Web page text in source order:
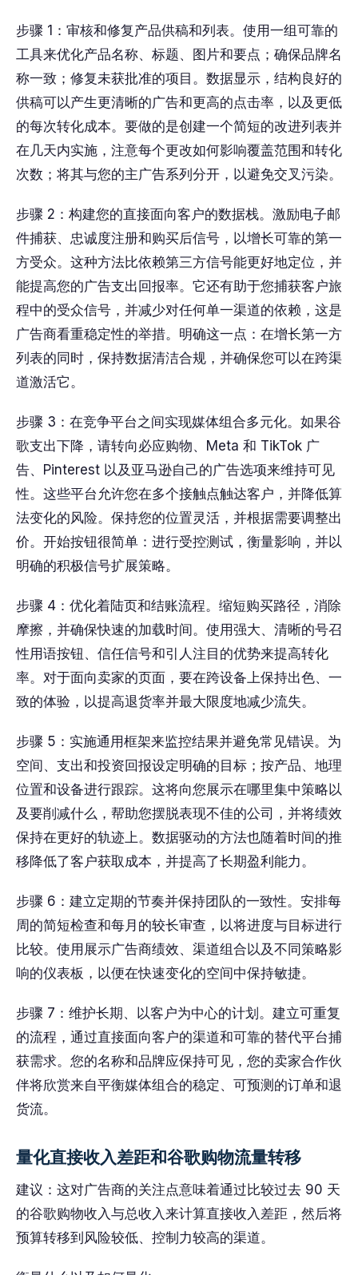
步骤 1：审核和修复产品供稿和列表。使用一组可靠的
工具来优化产品名称、标题、图片和要点；确保品牌名
称一致；修复未获批准的项目。数据显示，结构良好的
供稿可以产生更清晰的广告和更高的点击率，以及更低
的每次转化成本。要做的是创建一个简短的改进列表并
在几天内实施，注意每个更改如何影响覆盖范围和转化
次数；将其与您的主广告系列分开，以避免交叉污染。
步骤 2：构建您的直接面向客户的数据栈。激励电子邮
件捕获、忠诚度注册和购买后信号，以增长可靠的第一
方受众。这种方法比依赖第三方信号能更好地定位，并
能提高您的广告支出回报率。它还有助于您捕获客户旅
程中的受众信号，并减少对任何单一渠道的依赖，这是
广告商看重稳定性的举措。明确这一点：在增长第一方
列表的同时，保持数据清洁合规，并确保您可以在跨渠
道激活它。
步骤 3：在竞争平台之间实现媒体组合多元化。如果谷
歌支出下降，请转向必应购物、Meta 和 TikTok 广
告、Pinterest 以及亚马逊自己的广告选项来维持可见
性。这些平台允许您在多个接触点触达客户，并降低算
法变化的风险。保持您的位置灵活，并根据需要调整出
价。开始按钮很简单：进行受控测试，衡量影响，并以
明确的积极信号扩展策略。
步骤 4：优化着陆页和结账流程。缩短购买路径，消除
摩擦，并确保快速的加载时间。使用强大、清晰的号召
性用语按钮、信任信号和引人注目的优势来提高转化
率。对于面向卖家的页面，要在跨设备上保持出色、一
致的体验，以提高退货率并最大限度地减少流失。
步骤 5：实施通用框架来监控结果并避免常见错误。为
空间、支出和投资回报设定明确的目标；按产品、地理
位置和设备进行跟踪。这将向您展示在哪里集中策略以
及要削减什么，帮助您摆脱表现不佳的公司，并将绩效
保持在更好的轨迹上。数据驱动的方法也随着时间的推
移降低了客户获取成本，并提高了长期盈利能力。
步骤 6：建立定期的节奏并保持团队的一致性。安排每
周的简短检查和每月的较长审查，以将进度与目标进行
比较。使用展示广告商绩效、渠道组合以及不同策略影
响的仪表板，以便在快速变化的空间中保持敏捷。
步骤 7：维护长期、以客户为中心的计划。建立可重复
的流程，通过直接面向客户的渠道和可靠的替代平台捕
获需求。您的名称和品牌应保持可见，您的卖家合作伙
伴将欣赏来自平衡媒体组合的稳定、可预测的订单和退
货流。
量化直接收入差距和谷歌购物流量转移
建议：这对广告商的关注点意味着通过比较过去 90 天
的谷歌购物收入与总收入来计算直接收入差距，然后将
预算转移到风险较低、控制力较高的渠道。